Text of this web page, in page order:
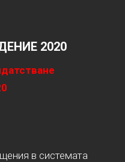
2020
в системата